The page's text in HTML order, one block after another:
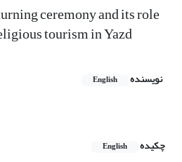
ceremony and its role
tourism in Yazd
نویسنده English
چکیده
English